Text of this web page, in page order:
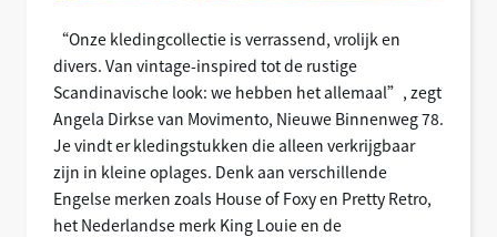
“Onze kledingcollectie is verrassend, vrolijk en
divers. Van vintage-inspired tot de rustige
Scandinavische look: we hebben het allemaal”, zegt
Angela Dirkse van Movimento, Nieuwe Binnenweg 78.
Je vindt er kledingstukken die alleen verkrijgbaar
zijn in kleine oplages. Denk aan verschillende
Engelse merken zoals House of Foxy en Pretty Retro,
het Nederlandse merk King Louie en de